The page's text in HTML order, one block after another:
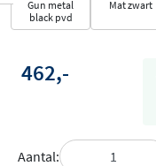
Gun metal
black pvd
Mat zwart
462,-
Aantal: